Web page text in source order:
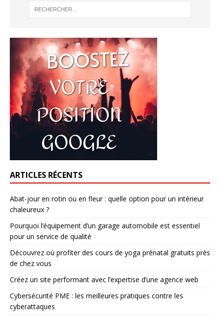
ARTICLES RÉCENTS
Abat-jour en rotin ou en fleur : quelle option pour un intérieur
chaleureux ?
Pourquoi l’équipement d’un garage automobile est essentiel
pour un service de qualité
Découvrez où profiter des cours de yoga prénatal gratuits près
de chez vous
Créez un site performant avec l’expertise d’une agence web
Cybersécurité PME : les meilleures pratiques contre les
cyberattaques